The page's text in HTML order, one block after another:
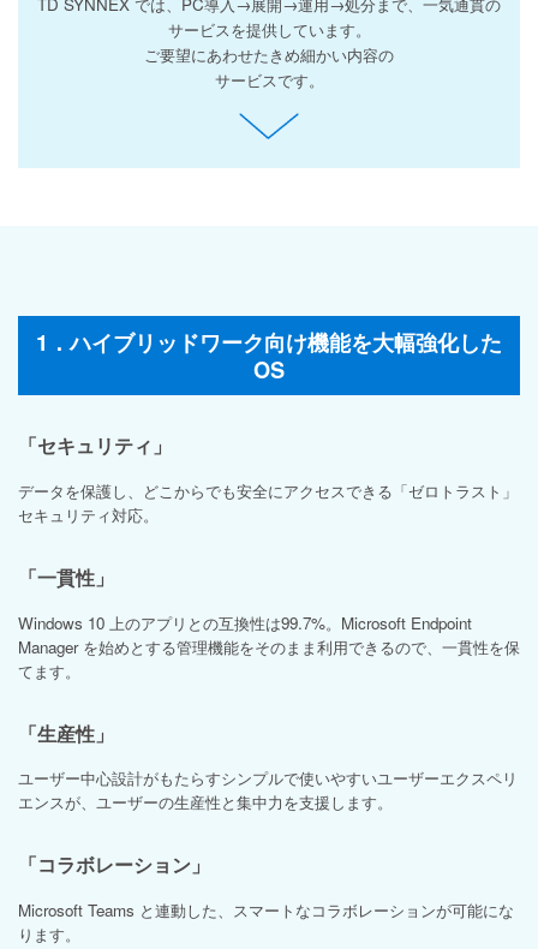
サービスを提供しています。
ご要望にあわせたきめ細かい内容の
サービスです。
1．ハイブリッドワーク向け機能を大幅強化した
OS
「セキュリティ」
データを保護し、どこからでも安全にアクセスできる「ゼロトラスト」
セキュリティ対応。
「一貫性」
Windows 10 上のアプリとの互換性は99.7%。Microsoft Endpoint
Manager を始めとする管理機能をそのまま利用できるので、一貫性を保
てます。
「生産性」
ユーザー中心設計がもたらすシンプルで使いやすいユーザーエクスペリ
エンスが、ユーザーの生産性と集中力を支援します。
「コラボレーション」
Microsoft Teams と連動した、スマートなコラボレーションが可能にな
ります。